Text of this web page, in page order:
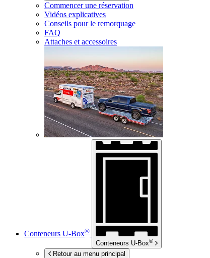
Commencer une réservation
Vidéos explicatives
Conseils pour le remorquage
FAQ
Attaches et accessoires
Conteneurs U-Box®
Conteneurs U-Box®
Retour au menu principal